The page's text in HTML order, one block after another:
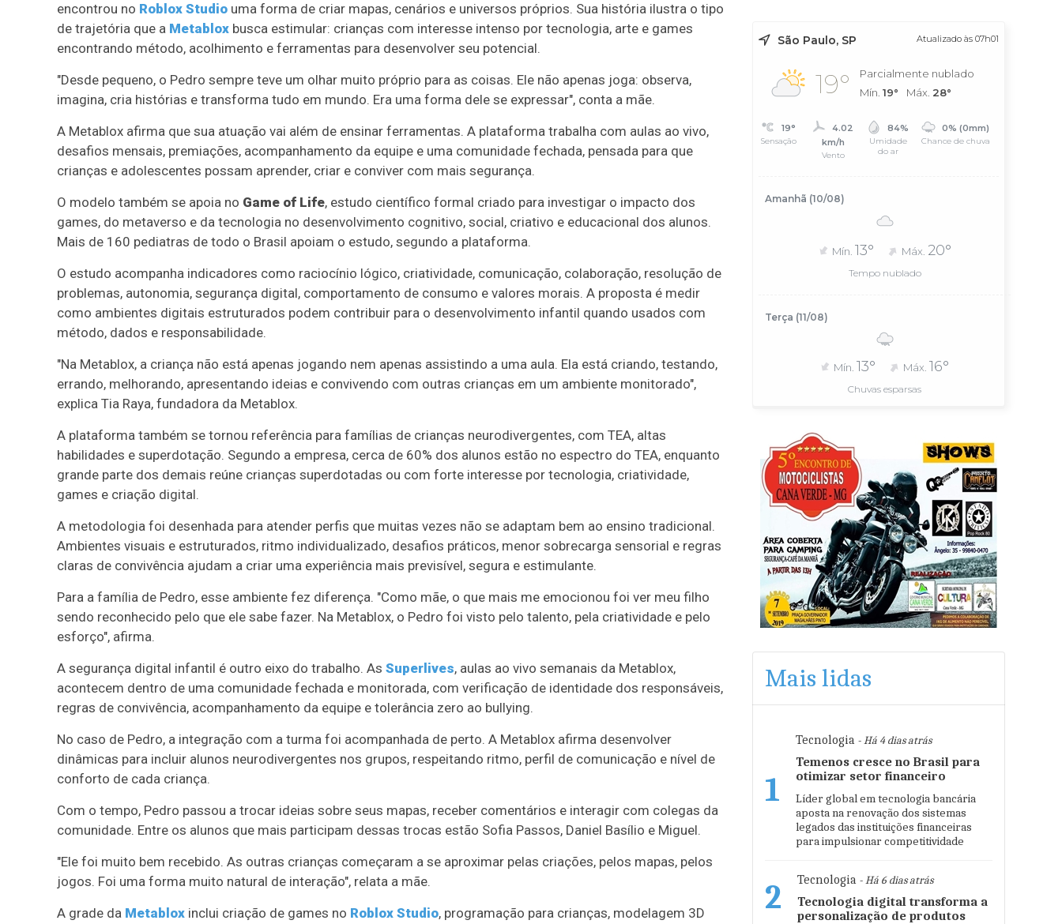
encontrou no Roblox Studio uma forma de criar mapas, cenários e universos próprios. Sua história ilustra o tipo
de trajetória que a Metablox busca estimular: crianças com interesse intenso por tecnologia, arte e games
encontrando método, acolhimento e ferramentas para desenvolver seu potencial.
"Desde pequeno, o Pedro sempre teve um olhar muito próprio para as coisas. Ele não apenas joga: observa,
imagina, cria histórias e transforma tudo em mundo. Era uma forma dele se expressar", conta a mãe.
A Metablox afirma que sua atuação vai além de ensinar ferramentas. A plataforma trabalha com aulas ao vivo,
desafios mensais, premiações, acompanhamento da equipe e uma comunidade fechada, pensada para que
crianças e adolescentes possam aprender, criar e conviver com mais segurança.
O modelo também se apoia no Game of Life, estudo científico formal criado para investigar o impacto dos
games, do metaverso e da tecnologia no desenvolvimento cognitivo, social, criativo e educacional dos alunos.
Mais de 160 pediatras de todo o Brasil apoiam o estudo, segundo a plataforma.
O estudo acompanha indicadores como raciocínio lógico, criatividade, comunicação, colaboração, resolução de
problemas, autonomia, segurança digital, comportamento de consumo e valores morais. A proposta é medir
como ambientes digitais estruturados podem contribuir para o desenvolvimento infantil quando usados com
método, dados e responsabilidade.
"Na Metablox, a criança não está apenas jogando nem apenas assistindo a uma aula. Ela está criando, testando,
errando, melhorando, apresentando ideias e convivendo com outras crianças em um ambiente monitorado",
explica Tia Raya, fundadora da Metablox.
A plataforma também se tornou referência para famílias de crianças neurodivergentes, com TEA, altas
habilidades e superdotação. Segundo a empresa, cerca de 60% dos alunos estão no espectro do TEA, enquanto
grande parte dos demais reúne crianças superdotadas ou com forte interesse por tecnologia, criatividade,
games e criação digital.
A metodologia foi desenhada para atender perfis que muitas vezes não se adaptam bem ao ensino tradicional.
Ambientes visuais e estruturados, ritmo individualizado, desafios práticos, menor sobrecarga sensorial e regras
claras de convivência ajudam a criar uma experiência mais previsível, segura e estimulante.
Para a família de Pedro, esse ambiente fez diferença. "Como mãe, o que mais me emocionou foi ver meu filho
sendo reconhecido pelo que ele sabe fazer. Na Metablox, o Pedro foi visto pelo talento, pela criatividade e pelo
esforço", afirma.
A segurança digital infantil é outro eixo do trabalho. As Superlives, aulas ao vivo semanais da Metablox,
acontecem dentro de uma comunidade fechada e monitorada, com verificação de identidade dos responsáveis,
regras de convivência, acompanhamento da equipe e tolerância zero ao bullying.
No caso de Pedro, a integração com a turma foi acompanhada de perto. A Metablox afirma desenvolver
dinâmicas para incluir alunos neurodivergentes nos grupos, respeitando ritmo, perfil de comunicação e nível de
conforto de cada criança.
Com o tempo, Pedro passou a trocar ideias sobre seus mapas, receber comentários e interagir com colegas da
comunidade. Entre os alunos que mais participam dessas trocas estão Sofia Passos, Daniel Basílio e Miguel.
"Ele foi muito bem recebido. As outras crianças começaram a se aproximar pelas criações, pelos mapas, pelos
jogos. Foi uma forma muito natural de interação", relata a mãe.
A grade da Metablox inclui criação de games no Roblox Studio, programação para crianças, modelagem 3D
São Paulo, SP Atualizado às 07h01
19°
Parcialmente nublado
Mín. 19° Máx. 28°
19°
Sensação
4.02
km/h
Vento
84%
Umidade
do ar
0% (0mm)
Chance de chuva
Amanhã (10/08)
Mín. 13° Máx. 20°
Tempo nublado
Terça (11/08)
Mín. 13° Máx. 16°
Chuvas esparsas
Mais lidas
1
Tecnologia - Há 4 dias atrás
Temenos cresce no Brasil para
otimizar setor financeiro
Líder global em tecnologia bancária
aposta na renovação dos sistemas
legados das instituições financeiras
para impulsionar competitividade
2 Tecnologia - Há 6 dias atrás
Tecnologia digital transforma a
personalização de produtos